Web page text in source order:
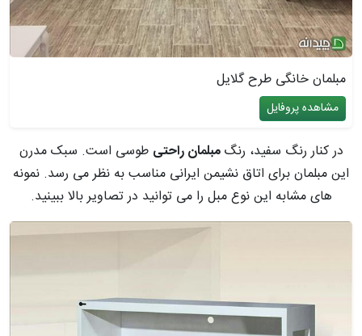
مبلمان خانگی طرح گلایل
مشاهده پروفایل
در کنار رنگ سفید، رنگمبلمان راحتی طوسی است. سبک مدرن
این مبلمان برای اتاق نشیمن ایرانی مناسب به نظر می رسد. نمونه
های مشابه این نوع مبل را می توانید در تصاویر بالا ببینید.